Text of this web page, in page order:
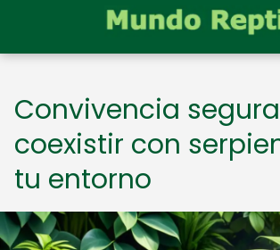
Convivencia
coexistir con
tu entorno